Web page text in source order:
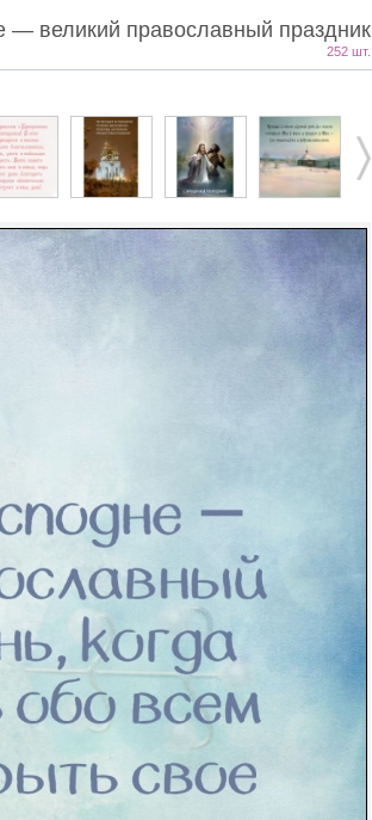
— великий православный праздник
252 шт.